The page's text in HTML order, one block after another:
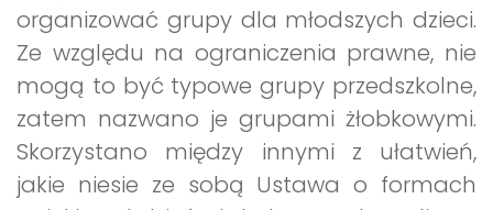
organizować grupy dla młodszych dzieci.
Ze względu na ograniczenia prawne, nie
mogą to być typowe grupy przedszkolne,
zatem nazwano je grupami żłobkowymi.
Skorzystano między innymi z ułatwień,
jakie niesie ze sobą Ustawa o formach